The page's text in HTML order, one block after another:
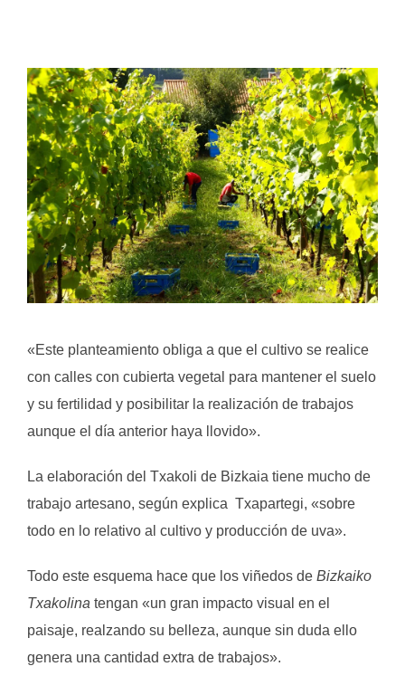
«Este planteamiento obliga a que el cultivo se realice
con calles con cubierta vegetal para mantener el suelo
y su fertilidad y posibilitar la realización de trabajos
aunque el día anterior haya llovido».
La elaboración del Txakoli de Bizkaia tiene mucho de
trabajo artesano, según explica Txapartegi, «sobre
todo en lo relativo al cultivo y producción de uva».
Todo este esquema hace que los viñedos de Bizkaiko
Txakolina tengan «un gran impacto visual en el
paisaje, realzando su belleza, aunque sin duda ello
genera una cantidad extra de trabajos».